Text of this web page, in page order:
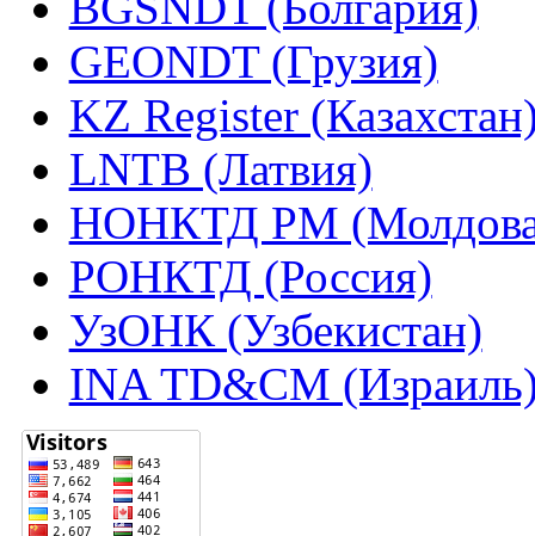
GEONDT (Грузия)
KZ Register
LNTB (Латвия)
НОНКТД РМ
РОНКТД (Россия)
УзОНК (Узбекистан)
INA TD&CM